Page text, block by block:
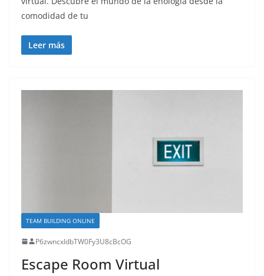
comodidad de tu
Leer más
TEAM BUILDING ONLINE
P6zwncxIdbTW0Fy3U8cBcOG
Escape Room Virtual